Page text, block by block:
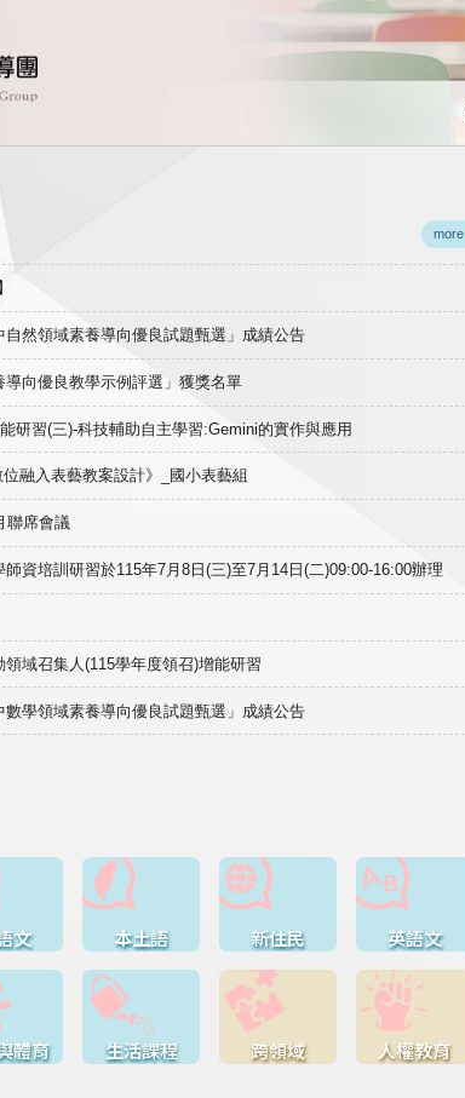
more
自然領域素養導向優良試題甄選」成績公告
導向優良教學示例評選」獲獎名單
研習(三)-科技輔助自主學習:Gemini的實作與應用
融入表藝教案設計》_國小表藝組
聯席會議
資培訓研習於115年7月8日(三)至7月14日(二)09:00-16:00辦理
域召集人(115學年度領召)增能研習
數學領域素養導向優良試題甄選」成績公告
文 本土語 新住民 英語文
體育 生活課程 跨領域 人權教育